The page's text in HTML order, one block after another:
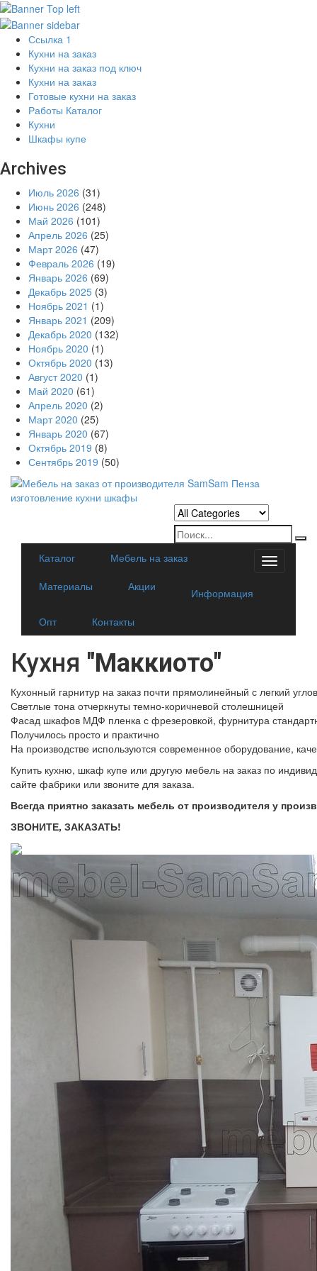
Ссылка 1
Кухни на заказ
Кухни на заказ под ключ
Кухни на заказ
Готовые кухни на заказ
Работы Каталог
Кухни
Шкафы купе
Archives
Июль 2026 (31)
Июнь 2026 (248)
Май 2026 (101)
Апрель 2026 (25)
Март 2026 (47)
Февраль 2026 (19)
Январь 2026 (69)
Декабрь 2025 (3)
Ноябрь 2021 (1)
Январь 2021 (209)
Декабрь 2020 (132)
Ноябрь 2020 (1)
Октябрь 2020 (13)
Август 2020 (1)
Май 2020 (61)
Апрель 2020 (2)
Март 2020 (25)
Январь 2020 (67)
Октябрь 2019 (8)
Сентябрь 2019 (50)
Categories
Каталог
Мебель на заказ
Материалы
Акции
Информация
Опт
Контакты
Кухня "Маккиото"
Кухонный гарнитур на заказ почти прямолинейный с легкий
Светлые тона отчеркнуты темно-коричневой столешницей
Фасад шкафов МДФ пленка с фрезеровкой, фурнитура
Получилось просто и практично
На производстве используются современное оборудование,
Купить кухню, шкаф купе или другую мебель на заказ по
сайте фабрики или звоните для заказа.
Всегда приятно заказать мебель от производителя у
ЗВОНИТЕ, ЗАКАЗАТЬ!